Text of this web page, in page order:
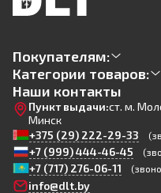
Покупателям:
Категории товаров:
Наши контакты
Пункт выдачи:ст. м.
Минск
+375 (29) 222-29-33
+7 (999) 444-46-45
+7 (717) 276-06-11
info@dlt.by